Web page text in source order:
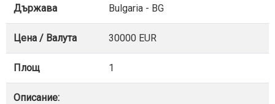
Държава Bulgaria - BG
Цена / Валута 30000 EUR
Площ 1
Описание: